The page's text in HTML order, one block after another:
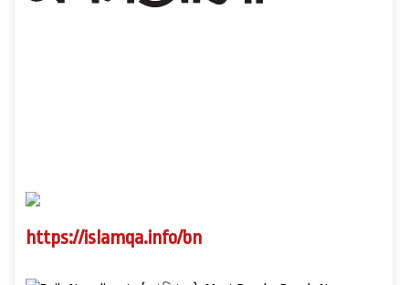
https://islamqa.info/bn